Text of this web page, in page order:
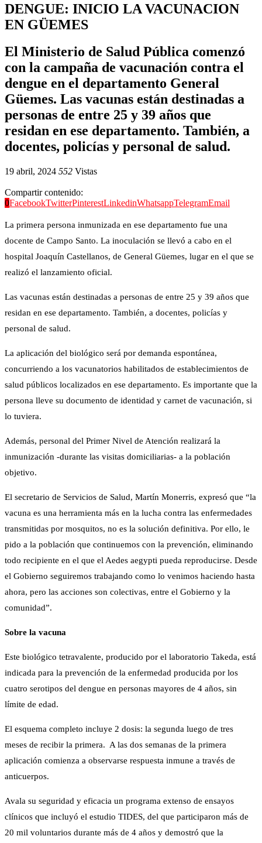
DENGUE: INICIO LA VACUNACION
EN GÜEMES
El Ministerio de Salud Pública comenzó
con la campaña de vacunación contra el
dengue en el departamento General
Güemes. Las vacunas están destinadas a
personas de entre 25 y 39 años que
residan en ese departamento. También, a
docentes, policías y personal de salud.
19 abril, 2024 552 Vistas
Compartir contenido:
0FacebookTwitterPinterestLinkedinWhatsappTelegramEmail
La primera persona inmunizada en ese departamento fue una
docente de Campo Santo. La inoculación se llevó a cabo en el
hospital Joaquín Castellanos, de General Güemes, lugar en el que se
realizó el lanzamiento oficial.
Las vacunas están destinadas a personas de entre 25 y 39 años que
residan en ese departamento. También, a docentes, policías y
personal de salud.
La aplicación del biológico será por demanda espontánea,
concurriendo a los vacunatorios habilitados de establecimientos de
salud públicos localizados en ese departamento. Es importante que la
persona lleve su documento de identidad y carnet de vacunación, si
lo tuviera.
Además, personal del Primer Nivel de Atención realizará la
inmunización -durante las visitas domiciliarias- a la población
objetivo.
El secretario de Servicios de Salud, Martín Monerris, expresó que “la
vacuna es una herramienta más en la lucha contra las enfermedades
transmitidas por mosquitos, no es la solución definitiva. Por ello, le
pido a la población que continuemos con la prevención, eliminando
todo recipiente en el que el Aedes aegypti pueda reproducirse. Desde
el Gobierno seguiremos trabajando como lo venimos haciendo hasta
ahora, pero las acciones son colectivas, entre el Gobierno y la
comunidad”.
Sobre la vacuna
Este biológico tetravalente, producido por el laboratorio Takeda, está
indicada para la prevención de la enfermedad producida por los
cuatro serotipos del dengue en personas mayores de 4 años, sin
límite de edad.
El esquema completo incluye 2 dosis: la segunda luego de tres
meses de recibir la primera. A las dos semanas de la primera
aplicación comienza a observarse respuesta inmune a través de
anticuerpos.
Avala su seguridad y eficacia un programa extenso de ensayos
clínicos que incluyó el estudio TIDES, del que participaron más de
20 mil voluntarios durante más de 4 años y demostró que la